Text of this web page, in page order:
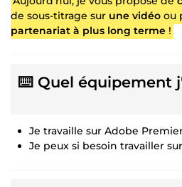
de sous-titrage sur une vidéo ou
partenariat à plus long terme !
⌨️ Quel équipement
Je travaille sur Adobe
Je peux si besoin travailler